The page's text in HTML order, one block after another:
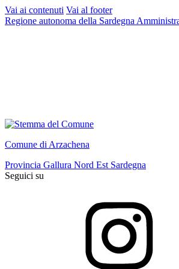
Vai ai contenuti Vai al footer
Regione autonoma della Sardegna
Comune di Arzachena
Provincia Gallura Nord Est Sardegna
Seguici su